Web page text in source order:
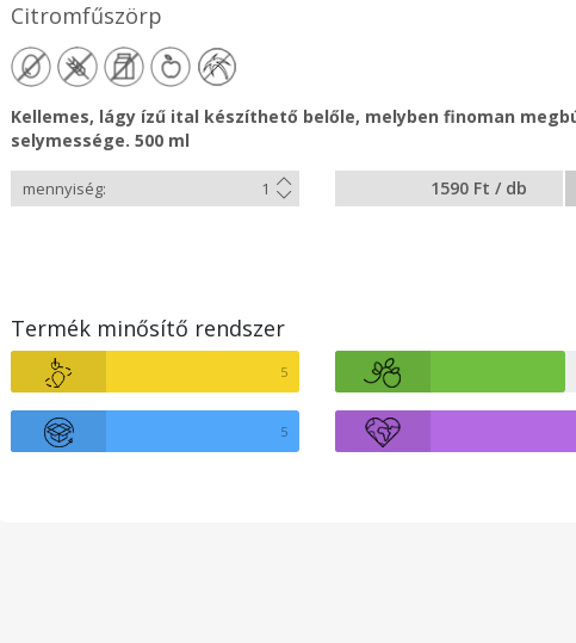
Citromfűszörp
Kellemes, lágy ízű ital készíthető belőle, melyben finoman
selymessége. 500 ml
1590 Ft / db
Termék minősítő rendszer
5
5